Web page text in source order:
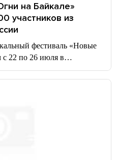
на Байкале»
участников из
фестиваль «Новые
с 22 по 26 июля в…